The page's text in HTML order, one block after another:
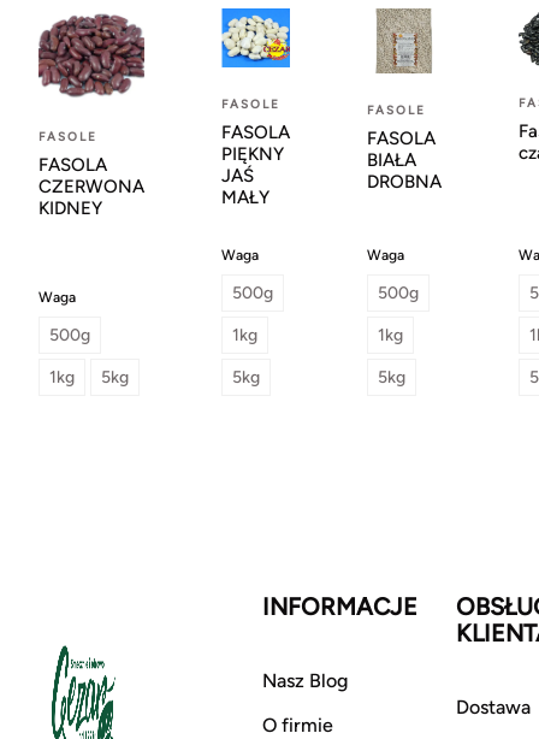
FASOLE
FASOLA
CZERWONA
KIDNEY
Waga
500g
1kg 5kg
FASOLE
FASOLA
PIĘKNY
JAŚ
MAŁY
Waga
500g
1kg
5kg
FASOLE
FASOLA
BIAŁA
DROBNA
Waga
500g
1kg
5kg
INFORMACJE
Nasz Blog
O firmie
Dostawa